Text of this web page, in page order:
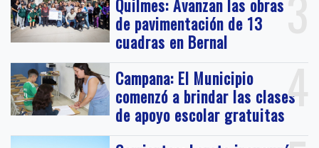
Quilmes: Avanzan las obras
de pavimentación de 13
cuadras en Bernal
4
Campana: El Municipio
comenzó a brindar las clases
de apoyo escolar gratuitas